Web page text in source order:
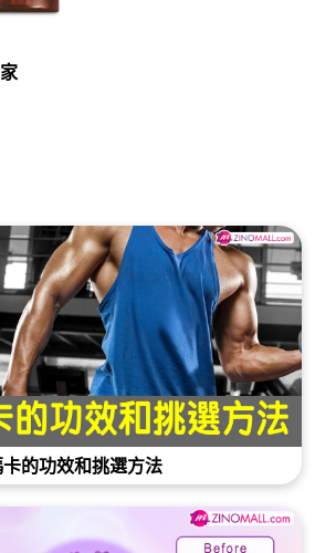
的功效和挑選方法